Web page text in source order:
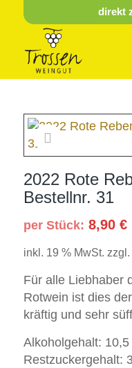
direkt
2022 Rote
Bestellnr. 31
per Stück: 8,90 €
inkl. 19 % MwSt. zzgl.
Für alle Liebhaber
Rotwein ist dies
kräftig und sehr
Alkoholgehalt: 10,5
Restzuckergehalt: